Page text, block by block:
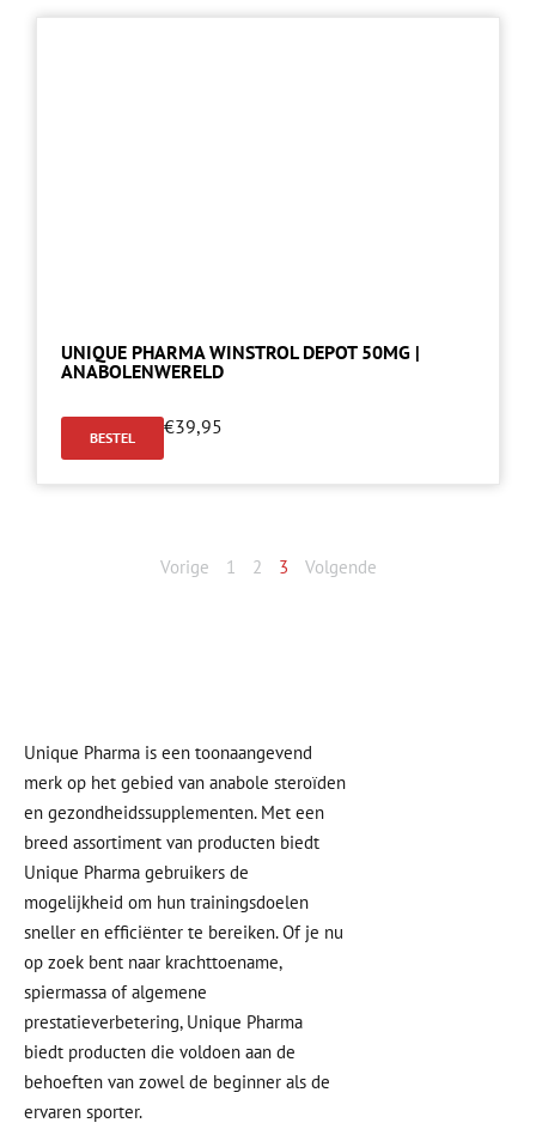
UNIQUE PHARMA WINSTROL DEPOT 50MG |
ANABOLENWERELD
BESTEL €39,95
Vorige 1 2 3 Volgende
Unique Pharma is een toonaangevend
merk op het gebied van anabole steroïden
en gezondheidssupplementen. Met een
breed assortiment van producten biedt
Unique Pharma gebruikers de
mogelijkheid om hun trainingsdoelen
sneller en efficiënter te bereiken. Of je nu
op zoek bent naar krachttoename,
spiermassa of algemene
prestatieverbetering, Unique Pharma
biedt producten die voldoen aan de
behoeften van zowel de beginner als de
ervaren sporter.